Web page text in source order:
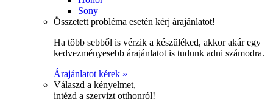
Sony
Összetett probléma esetén kérj árajánlatot!
Ha több sebből is vérzik a készüléked, akkor akár egy
kedvezményesebb árajánlatot is tudunk adni számodra.
Árajánlatot kérek »
Válaszd a kényelmet,
intézd a szervizt otthonról!